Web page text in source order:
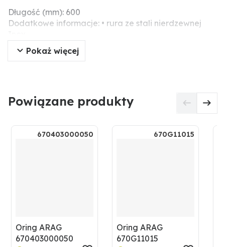
Długość (mm): 600
Dodatkowe informacje: • rura ze stali nierdzewnej
• pręt wewnętrzny z mosiądzu
• rozpylacz ceramiczny
• Ø rury 16 mm
Pokaż więcej
Powiązane produkty
670403000050
Oring ARAG
670403000050
670G11015
Oring ARAG
670G11015